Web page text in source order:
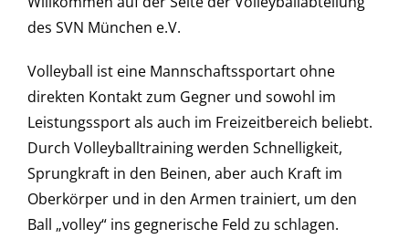
des SVN München e.V.
Volleyball ist eine Mannschaftssportart ohne
direkten Kontakt zum Gegner und sowohl im
Leistungssport als auch im Freizeitbereich beliebt.
Durch Volleyballtraining werden Schnelligkeit,
Sprungkraft in den Beinen, aber auch Kraft im
Oberkörper und in den Armen trainiert, um den
Ball „volley“ ins gegnerische Feld zu schlagen.